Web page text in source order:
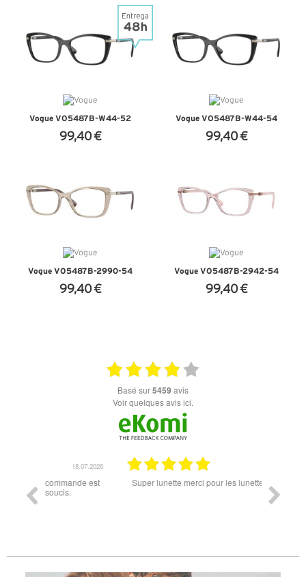
Vogue VO5487B-W44-52
99,40 €
Vogue VO5487B-W44-54
99,40 €
Vogue VO5487B-2990-54
99,40 €
Vogue VO5487B-2942-54
99,40 €
basé sur5459 avis
Voir quelques avis ici.
Super lunette merci pour les lunettes pour l'éclipse